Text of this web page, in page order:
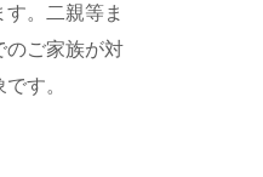
す。二親等ま
のご家族が対
です。